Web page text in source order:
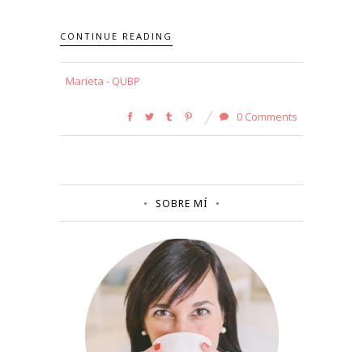
CONTINUE READING
Marieta - QUBP
0 Comments
SOBRE MÍ